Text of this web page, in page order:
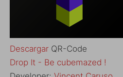
Descargar QR-Code
‎Drop It - Be cubemazed !